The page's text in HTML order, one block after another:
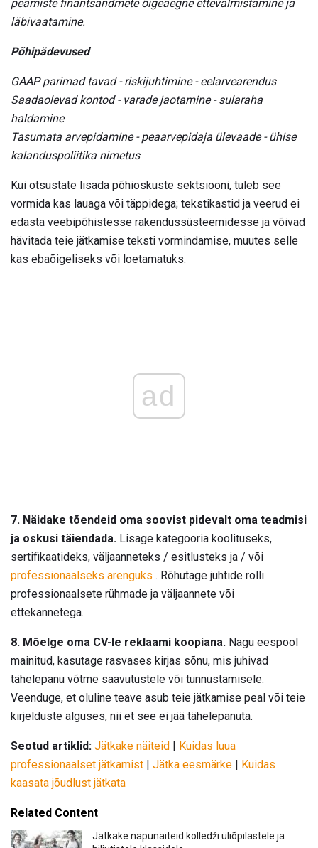
peamiste finantsandmete õigeaegne ettevalmistamine ja
läbivaatamine.
Põhipädevused
GAAP parimad tavad - riskijuhtimine - eelarvearendus
Saadaolevad kontod - varade jaotamine - sularaha
haldamine
Tasumata arvepidamine - peaarvepidaja ülevaade - ühise
kalanduspoliitika nimetus
Kui otsustate lisada põhioskuste sektsiooni, tuleb see
vormida kas lauaga või täppidega; tekstikastid ja veerud ei
edasta veebipõhistesse rakendussüsteemidesse ja võivad
hävitada teie jätkamise teksti vormindamise, muutes selle
kas ebaõigeliseks või loetamatuks.
ad
7. Näidake tõendeid oma soovist pidevalt oma teadmisi
ja oskusi täiendada. Lisage kategooria koolituseks,
sertifikaatideks, väljaanneteks / esitlusteks ja / või
professionaalseks arenguks . Rõhutage juhtide rolli
professionaalsete rühmade ja väljaannete või
ettekannetega.
8. Mõelge oma CV-le reklaami koopiana. Nagu eespool
mainitud, kasutage rasvases kirjas sõnu, mis juhivad
tähelepanu võtme saavutustele või tunnustamisele.
Veenduge, et oluline teave asub teie jätkamise peal või teie
kirjelduste alguses, nii et see ei jää tähelepanuta.
Seotud artiklid: Jätkake näiteid
Kuidas luua
professionaalset jätkamist
Jätka eesmärke
Kuidas
kaasata jõudlust jätkata
Related Content
Jätkake näpunäiteid kolledži üliõpilastele ja